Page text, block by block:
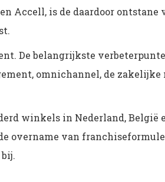
Accell, is de daardoor ontstane
De belangrijkste
omnichannel, de zakelijke
winkels in Nederland, België
overname van